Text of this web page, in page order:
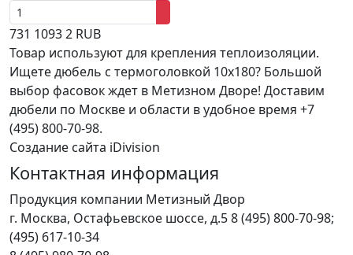
731 10932 RUB
Товар используют для крепления теплоизоляции.
Ищете дюбель с термоголовкой 10x180? Большой
выбор фасовок ждет в Метизном Дворе! Доставим
дюбели по Москве и области в удобное время +7
(495) 800-70-98.
Создание сайта iDivision
Контактная информация
Продукция компании Метизный Двор
г. Москва, Остафьевское шоссе, д.58 (495) 800-70-98;
(495) 617-10-34